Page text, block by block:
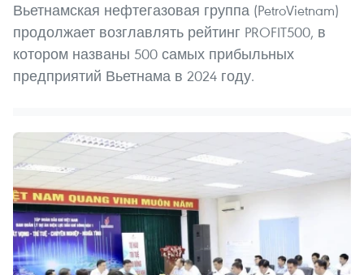
Вьетнамская нефтегазовая группа (PetroVietnam)
продолжает возглавлять рейтинг PROFIT500, в
котором названы 500 самых прибыльных
предприятий Вьетнама в 2024 году.